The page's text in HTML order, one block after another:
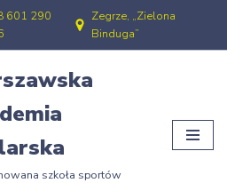
601 290
Zegrze, „Zielona
Binduga”
szkoła sportów